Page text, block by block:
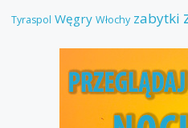
Tyraspol Węgry Włochy zabytki